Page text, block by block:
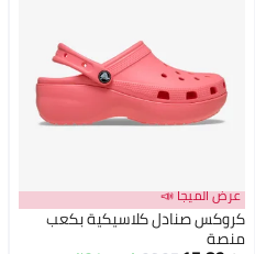
عرض الميجا 📣
كروكس صنادل كلاسيكية بكعب
منصة